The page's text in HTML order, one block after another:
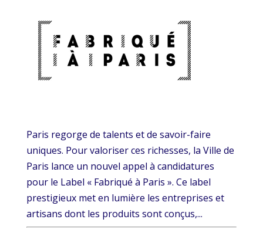
Paris regorge de talents et de savoir-faire
uniques. Pour valoriser ces richesses, la Ville de
Paris lance un nouvel appel à candidatures
pour le Label « Fabriqué à Paris ». Ce label
prestigieux met en lumière les entreprises et
artisans dont les produits sont conçus,...